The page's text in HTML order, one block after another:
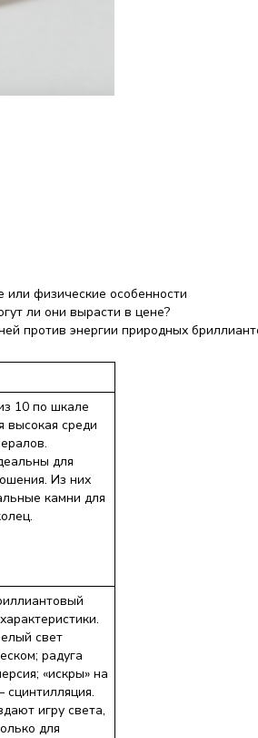
физические особенности
ли они вырасти в цене?
против энергии природных
10 по шкале
среди
для
Из них
камни для
свет
радуга
«искры» на
игру света,
для